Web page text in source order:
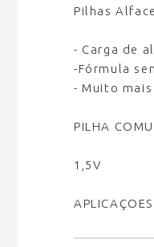
Pilhas
- Carga de
-Fórmula
- Muito
PILHA
1,5V